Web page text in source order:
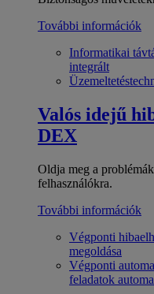
További információk
Informatikai
integrált
Valós idejű
DEX
Oldja meg a
felhasználókra.
További információk
Végponti
megoldása
Végponti
feladatok